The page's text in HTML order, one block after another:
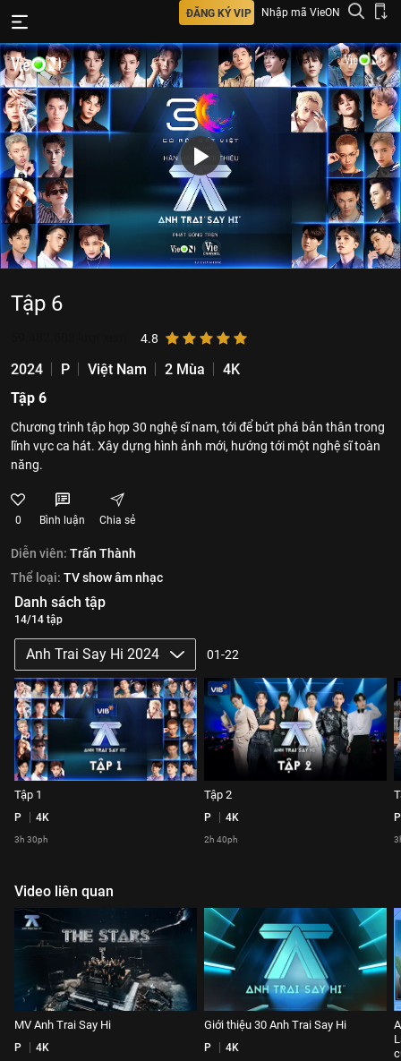
ĐĂNG KÝ VIP Nhập mã VieON
Tập 6
4.8
2024 P Việt Nam 2 Mùa
4K
Tập 6
Chương trình tập hợp 30 nghệ sĩ nam, tới để bứt phá bản thân trong
lĩnh vực ca hát. Xây dựng hình ảnh mới, hướng tới một nghệ sĩ toàn
năng.
0 Bình luận Chia sẻ
Diễn viên: Trấn Thành
Thể loại: TV show âm nhạc
Danh sách tập
14/14 tập
Anh Trai Say Hi 2024 01-22
Tập 1
P 4K
3h 30ph
Tập 2
P 4K
2h 40ph
P
Video liên quan
MV Anh Trai Say Hi
P 4K
Giới thiệu 30 Anh Trai Say Hi
P 4K